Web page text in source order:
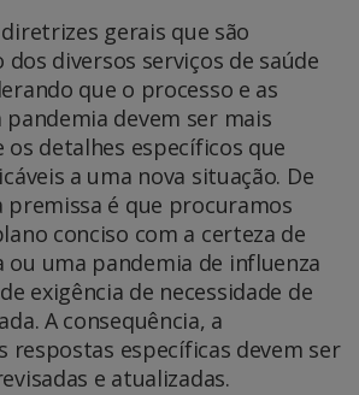
gerais que são
dos diversos serviços de saúde
que o processo e as
devem ser mais
detalhes específicos que
a uma nova situação. De
premissa é que procuramos
conciso com a certeza de
ou uma pandemia de influenza
exigência de necessidade de
A consequência, a
respostas específicas devem ser
e atualizadas.